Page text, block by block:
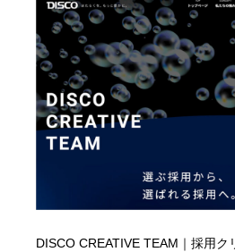
DISCO CREATIVE TEAM｜採用ク